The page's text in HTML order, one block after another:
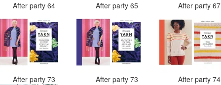
After party 64 After party 65 After party 67
After party 73 After party 73 After party 74